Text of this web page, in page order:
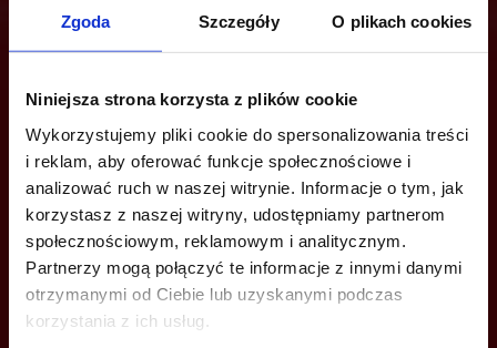
Zgoda Szczegóły O plikach cookies
Niniejsza strona korzysta z plików cookie
Wykorzystujemy pliki cookie do spersonalizowania treści
i reklam, aby oferować funkcje społecznościowe i
analizować ruch w naszej witrynie. Informacje o tym, jak
korzystasz z naszej witryny, udostępniamy partnerom
społecznościowym, reklamowym i analitycznym.
Partnerzy mogą połączyć te informacje z innymi danymi
otrzymanymi od Ciebie lub uzyskanymi podczas
korzystania z ich usług.
ZADZWOŃ I DOWIEDZ SIĘ WIĘCEJ
+48 660 661 183
wroclaw@bazabiur.pl